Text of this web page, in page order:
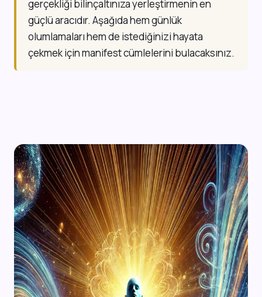
gerçekliği bilinçaltınıza yerleştirmenin en
güçlü aracıdır. Aşağıda hem günlük
olumlamaları hem de istediğinizi hayata
çekmek için manifest cümlelerini bulacaksınız.